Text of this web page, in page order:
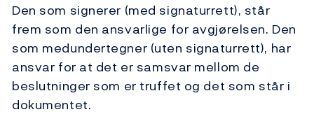
Den som signerer (med signaturrett), står
frem som den ansvarlige for avgjørelsen. Den
som medundertegner (uten signaturrett), har
ansvar for at det er samsvar mellom de
beslutninger som er truffet og det som står i
dokumentet.